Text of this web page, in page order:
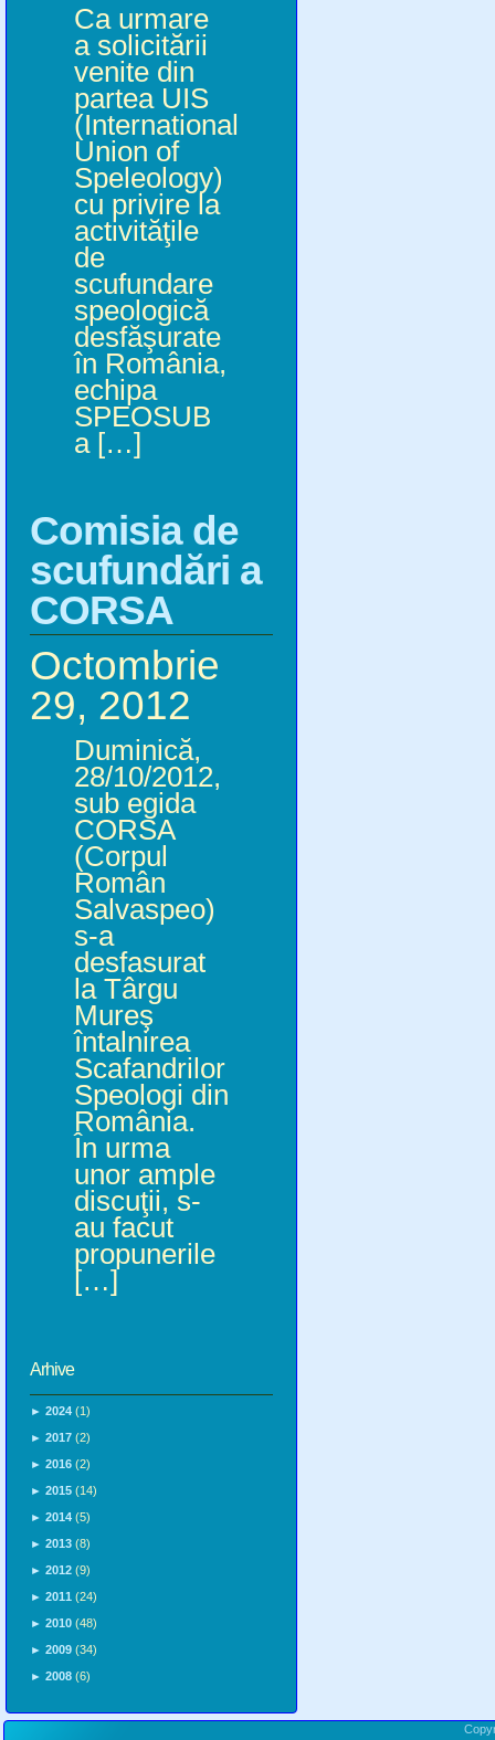
Ca urmare
a solicitării
venite din
partea UIS
(International
Union of
Speleology)
cu privire la
activităţile
de
scufundare
speologică
desfăşurate
în România,
echipa
SPEOSUB
a […]
Comisia de
scufundări a
CORSA
Octombrie
29, 2012
Duminică,
28/10/2012,
sub egida
CORSA
(Corpul
Român
Salvaspeo)
s-a
desfasurat
la Târgu
Mureş
întalnirea
Scafandrilor
Speologi din
România.
În urma
unor ample
discuţii, s-
au facut
propunerile
[…]
Arhive
► 2024 (1)
► 2017 (2)
► 2016 (2)
► 2015 (14)
► 2014 (5)
► 2013 (8)
► 2012 (9)
► 2011 (24)
► 2010 (48)
► 2009 (34)
► 2008 (6)